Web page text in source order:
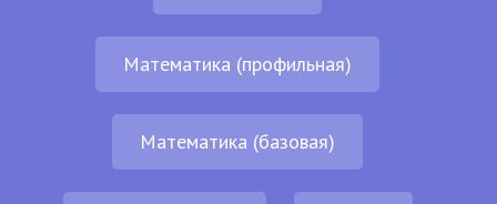
Математика (профильная)
Математика (базовая)